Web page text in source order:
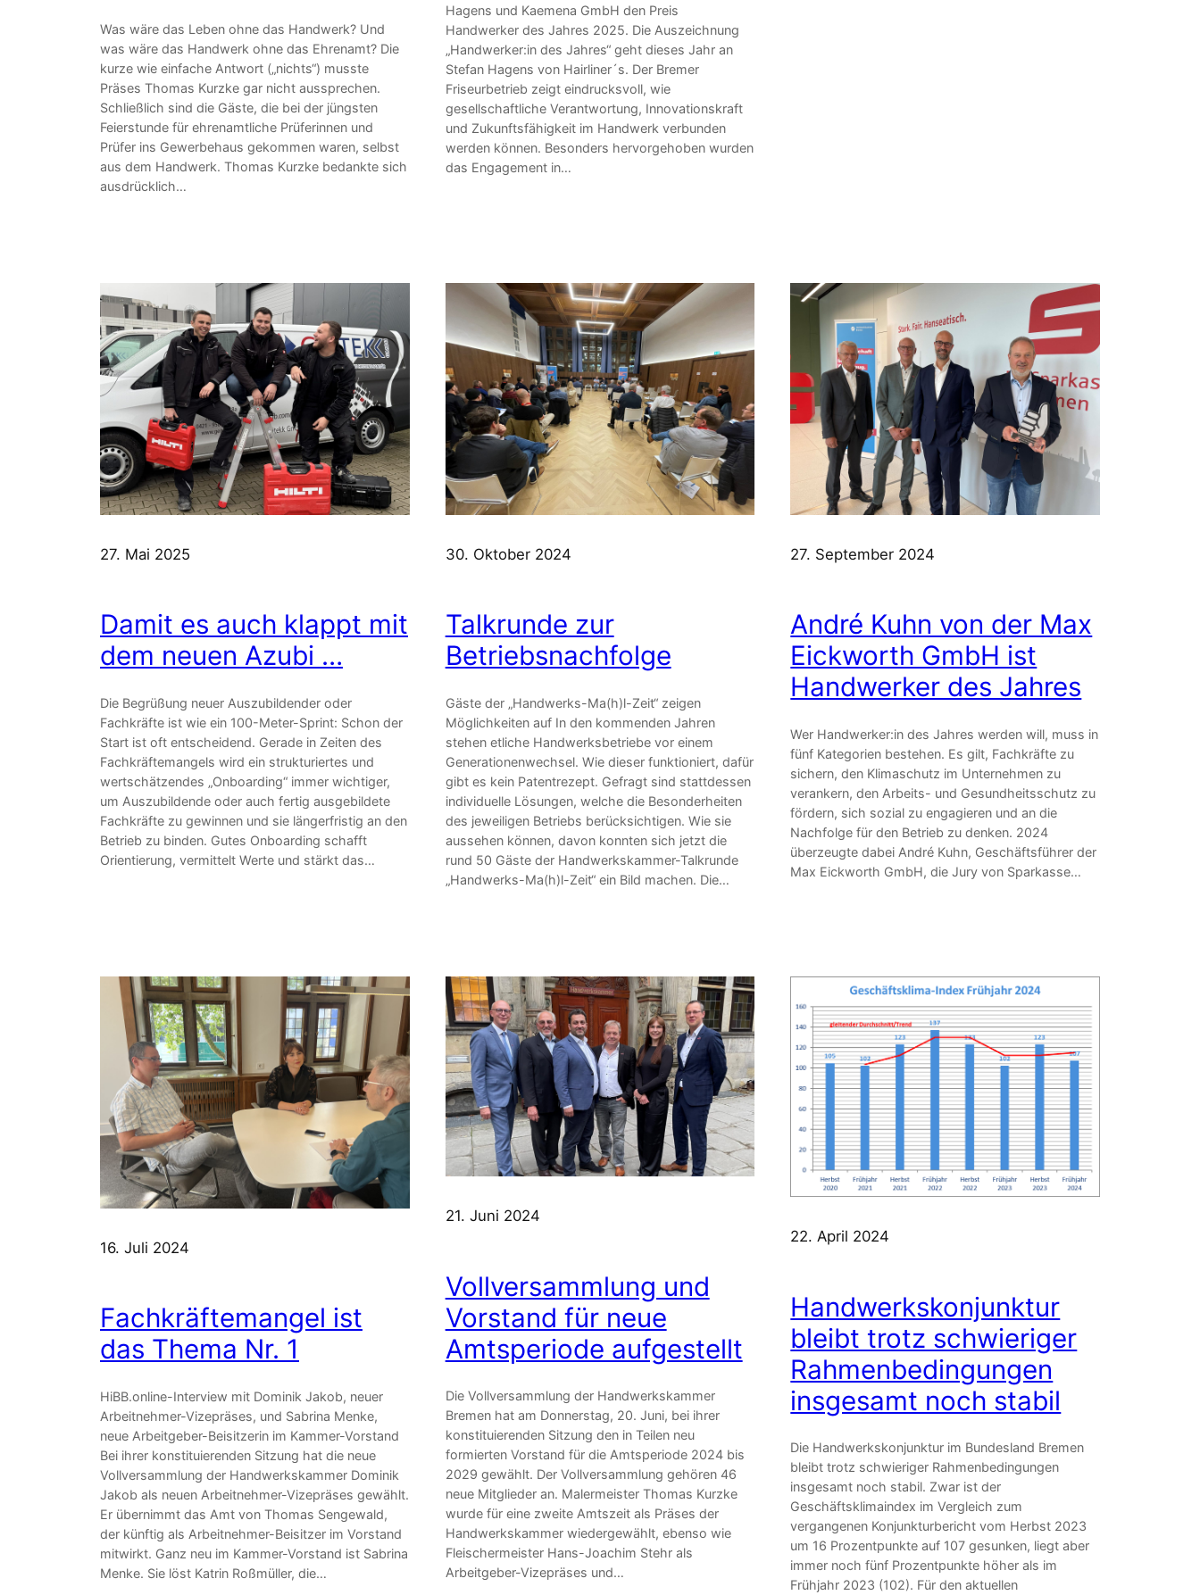
Was wäre das Leben ohne das Handwerk? Und
was wäre das Handwerk ohne das Ehrenamt? Die
kurze wie einfache Antwort („nichts“) musste
Präses Thomas Kurzke gar nicht aussprechen.
Schließlich sind die Gäste, die bei der jüngsten
Feierstunde für ehrenamtliche Prüferinnen und
Prüfer ins Gewerbehaus gekommen waren, selbst
aus dem Handwerk. Thomas Kurzke bedankte sich
ausdrücklich…
Hagens und Kaemena GmbH den Preis
Handwerker des Jahres 2025. Die Auszeichnung
„Handwerker:in des Jahres“ geht dieses Jahr an
Stefan Hagens von Hairliner´s. Der Bremer
Friseurbetrieb zeigt eindrucksvoll, wie
gesellschaftliche Verantwortung, Innovationskraft
und Zukunftsfähigkeit im Handwerk verbunden
werden können. Besonders hervorgehoben wurden
das Engagement in…
27. Mai 2025
Damit es auch klappt mit
dem neuen Azubi …
Die Begrüßung neuer Auszubildender oder
Fachkräfte ist wie ein 100-Meter-Sprint: Schon der
Start ist oft entscheidend. Gerade in Zeiten des
Fachkräftemangels wird ein strukturiertes und
wertschätzendes „Onboarding“ immer wichtiger,
um Auszubildende oder auch fertig ausgebildete
Fachkräfte zu gewinnen und sie längerfristig an den
Betrieb zu binden. Gutes Onboarding schafft
Orientierung, vermittelt Werte und stärkt das…
30. Oktober 2024
Talkrunde zur
Betriebsnachfolge
Gäste der „Handwerks-Ma(h)l-Zeit“ zeigen
Möglichkeiten auf In den kommenden Jahren
stehen etliche Handwerksbetriebe vor einem
Generationenwechsel. Wie dieser funktioniert, dafür
gibt es kein Patentrezept. Gefragt sind stattdessen
individuelle Lösungen, welche die Besonderheiten
des jeweiligen Betriebs berücksichtigen. Wie sie
aussehen können, davon konnten sich jetzt die
rund 50 Gäste der Handwerkskammer-Talkrunde
„Handwerks-Ma(h)l-Zeit“ ein Bild machen. Die…
27. September 2024
André Kuhn von der Max
Eickworth GmbH ist
Handwerker des Jahres
Wer Handwerker:in des Jahres werden will, muss in
fünf Kategorien bestehen. Es gilt, Fachkräfte zu
sichern, den Klimaschutz im Unternehmen zu
verankern, den Arbeits- und Gesundheitsschutz zu
fördern, sich sozial zu engagieren und an die
Nachfolge für den Betrieb zu denken. 2024
überzeugte dabei André Kuhn, Geschäftsführer der
Max Eickworth GmbH, die Jury von Sparkasse…
16. Juli 2024
Fachkräftemangel ist
das Thema Nr. 1
HiBB.online-Interview mit Dominik Jakob, neuer
Arbeitnehmer-Vizepräses, und Sabrina Menke,
neue Arbeitgeber-Beisitzerin im Kammer-Vorstand
Bei ihrer konstituierenden Sitzung hat die neue
Vollversammlung der Handwerkskammer Dominik
Jakob als neuen Arbeitnehmer-Vizepräses gewählt.
Er übernimmt das Amt von Thomas Sengewald,
der künftig als Arbeitnehmer-Beisitzer im Vorstand
mitwirkt. Ganz neu im Kammer-Vorstand ist Sabrina
Menke. Sie löst Katrin Roßmüller, die…
21. Juni 2024
Vollversammlung und
Vorstand für neue
Amtsperiode aufgestellt
Die Vollversammlung der Handwerkskammer
Bremen hat am Donnerstag, 20. Juni, bei ihrer
konstituierenden Sitzung den in Teilen neu
formierten Vorstand für die Amtsperiode 2024 bis
2029 gewählt. Der Vollversammlung gehören 46
neue Mitglieder an. Malermeister Thomas Kurzke
wurde für eine zweite Amtszeit als Präses der
Handwerkskammer wiedergewählt, ebenso wie
Fleischermeister Hans-Joachim Stehr als
Arbeitgeber-Vizepräses und…
22. April 2024
Handwerkskonjunktur
bleibt trotz schwieriger
Rahmenbedingungen
insgesamt noch stabil
Die Handwerkskonjunktur im Bundesland Bremen
bleibt trotz schwieriger Rahmenbedingungen
insgesamt noch stabil. Zwar ist der
Geschäftsklimaindex im Vergleich zum
vergangenen Konjunkturbericht vom Herbst 2023
um 16 Prozentpunkte auf 107 gesunken, liegt aber
immer noch fünf Prozentpunkte höher als im
Frühjahr 2023 (102). Für den aktuellen